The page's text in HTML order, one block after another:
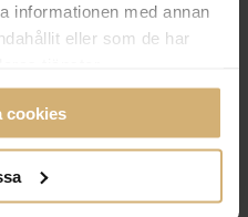
informationen med annan
eller som de har
cookies
till?